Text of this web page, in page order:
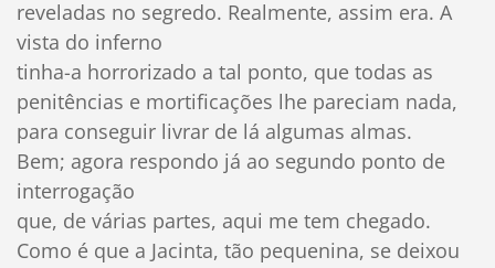
reveladas no segredo. Realmente, assim era. A
vista do inferno
tinha-a horrorizado a tal ponto, que todas as
penitências e mortificações lhe pareciam nada,
para conseguir livrar de lá algumas almas.
Bem; agora respondo já ao segundo ponto de
interrogação
que, de várias partes, aqui me tem chegado.
Como é que a Jacinta, tão pequenina, se deixou